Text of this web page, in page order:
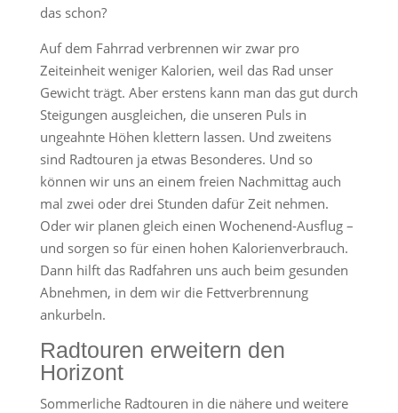
das schon?
Auf dem Fahrrad verbrennen wir zwar pro
Zeiteinheit weniger Kalorien, weil das Rad unser
Gewicht trägt. Aber erstens kann man das gut durch
Steigungen ausgleichen, die unseren Puls in
ungeahnte Höhen klettern lassen. Und zweitens
sind Radtouren ja etwas Besonderes. Und so
können wir uns an einem freien Nachmittag auch
mal zwei oder drei Stunden dafür Zeit nehmen.
Oder wir planen gleich einen Wochenend-Ausflug –
und sorgen so für einen hohen Kalorienverbrauch.
Dann hilft das Radfahren uns auch beim gesunden
Abnehmen, in dem wir die Fettverbrennung
ankurbeln.
Radtouren erweitern den
Horizont
Sommerliche Radtouren in die nähere und weitere